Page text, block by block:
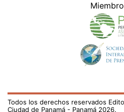
Todos los derechos reservados
Ciudad de Panamá - Panamá 2026.